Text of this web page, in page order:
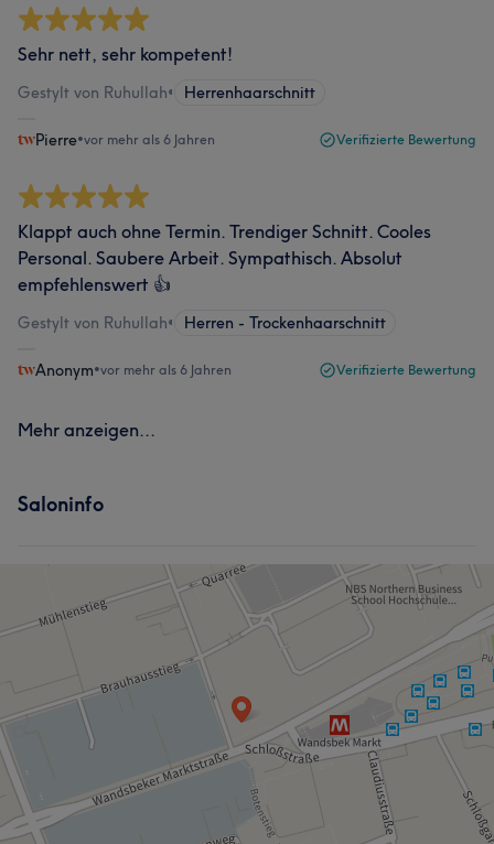
Sehr nett, sehr kompetent!
Gestylt von Ruhullah• Herrenhaarschnitt
Pierre•vor mehr als 6 Jahren Verifizierte Bewertung
Klappt auch ohne Termin. Trendiger Schnitt. Cooles
Personal. Saubere Arbeit. Sympathisch. Absolut
empfehlenswert 👍
Gestylt von Ruhullah• Herren - Trockenhaarschnitt
Anonym•vor mehr als 6 Jahren Verifizierte Bewertung
Mehr anzeigen...
Saloninfo